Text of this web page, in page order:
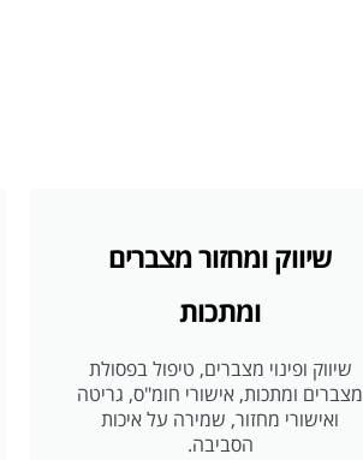
שיווק ומחזור מצברים
ומתכות
שיווק ופינוי מצברים, טיפול בפסולת
מצברים ומתכות, אישורי חומ"ס, גריטה
ואישורי מחזור, שמירה על איכות
הסביבה.